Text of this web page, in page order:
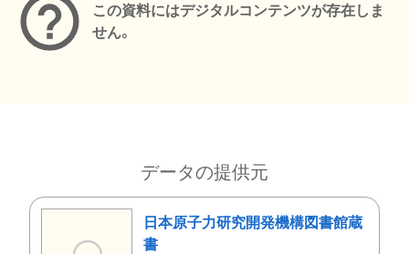
この資料にはデジタルコンテンツが存在しま
せん。
データの提供元
日本原子力研究開発機構図書館蔵
書